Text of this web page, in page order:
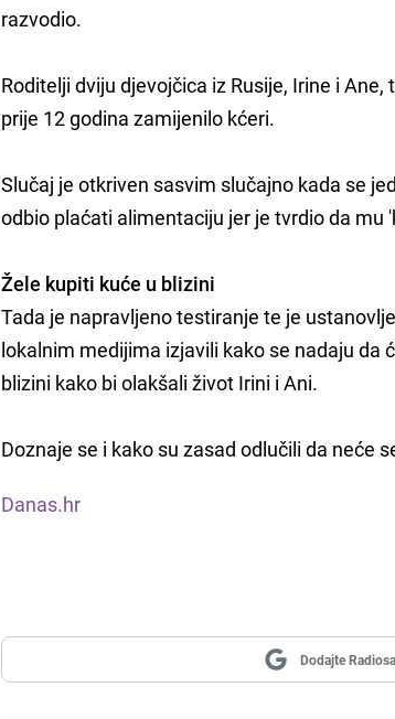
razvodio.
Roditelji dviju djevojčica iz Rusije, Irine i
prije 12 godina zamijenilo kćeri.
Slučaj je otkriven sasvim slučajno kada se
odbio plaćati alimentaciju jer je tvrdio da mu
Žele kupiti kuće u blizini
Tada je napravljeno testiranje te je
lokalnim medijima izjavili kako se nadaju da
blizini kako bi olakšali život Irini i Ani.
Doznaje se i kako su zasad odlučili da neće
Danas.hr
Dodajte